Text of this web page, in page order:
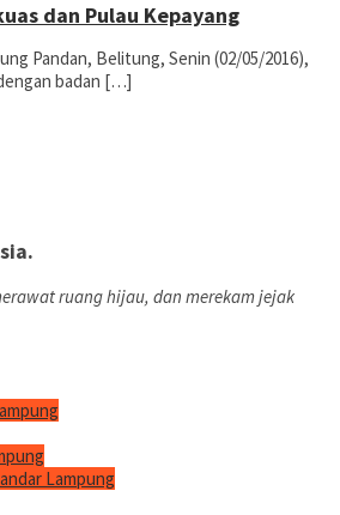
dan Pulau Kepayang
Pandan, Belitung, Senin (02/05/2016),
badan […]
ruang hijau, dan merekam jejak
Lampung